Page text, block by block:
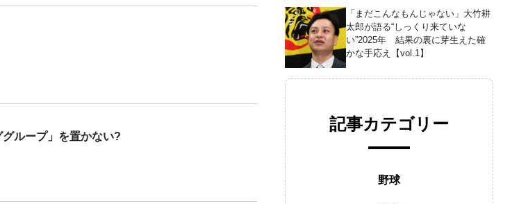
ループ」を置かない?
「まだこんなもんじゃない」大竹耕
太郎が語る“しっくり来ていな
い”2025年 結果の裏に芽生えた確
かな手応え【vol.1】
記事カテゴリー
野球